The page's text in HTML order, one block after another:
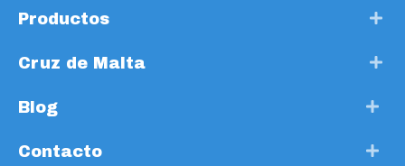
Productos
Cruz de Malta
Blog
Contacto